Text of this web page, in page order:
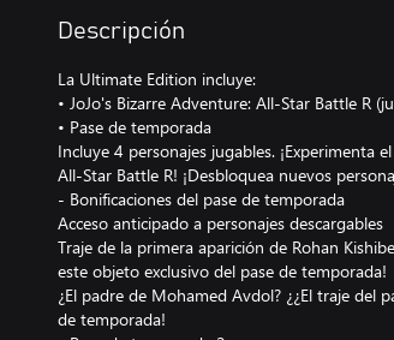
Descripción
La Ultimate Edition incluye:
• JoJo's Bizarre Adventure: All-Star Battle R
• Pase de temporada
Incluye 4 personajes jugables. ¡Experimenta
All-Star Battle R! ¡Desbloquea nuevos
- Bonificaciones del pase de temporada
Acceso anticipado a personajes descargables
Traje de la primera aparición de Rohan
este objeto exclusivo del pase de temporada!
¿El padre de Mohamed Avdol? ¿¿El traje del
de temporada!